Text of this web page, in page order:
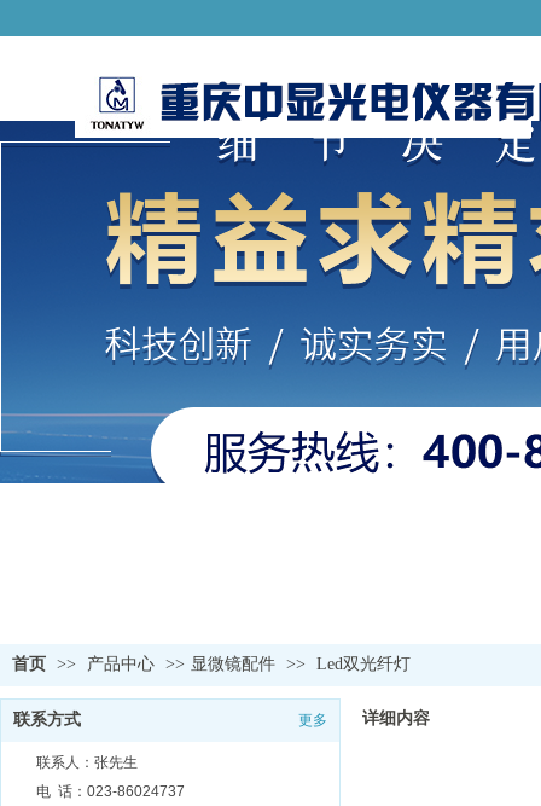
首页 >> 产品中心 >> 显微镜配件 >> Led双光纤灯
联系方式 更多
联系人：张先生
电 话：023-86024737
详细内容